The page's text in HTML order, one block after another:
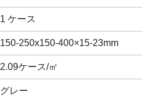
1 ケース
150-250x150-400×15-23mm
2.09ケース/㎡
グレー